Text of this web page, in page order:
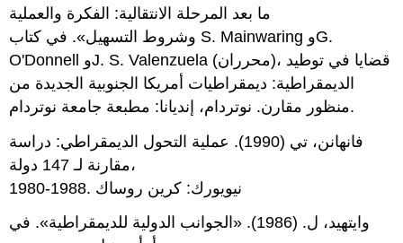
ما بعد المرحلة الانتقالية: الفكرة والعملية
وشروط التسهيل». في كتاب S. Mainwaring وG.
O'Donnell وJ. S. Valenzuela (محرران)، قضايا في توطيد
الديمقراطية: ديمقراطيات أمريكا الجنوبية الجديدة من
منظور مقارن. نوتردام، إنديانا: مطبعة جامعة نوتردام.
فانهانن، تي (1990). عملية التحول الديمقراطي: دراسة
مقارنة لـ 147 دولة،
1980-1988. نيويورك: كرين روساك
وايتهيد، ل. (1986). «الجوانب الدولية للديمقراطية». في